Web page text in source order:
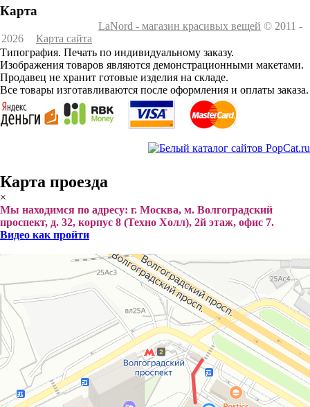
Карта
LaNord - магазин красивых вещей © 2011 -
2026
Карта сайта
Типография. Печать по индивидуальному заказу.
Изображения товаров являются демонстрационными макетами.
Продавец не хранит готовые изделия на складе.
Все товары изготавливаются после оформления и оплаты заказа.
Карта проезда
×
Мы находимся по адресу: г. Москва, м. Волгоградский
проспект, д. 32, корпус 8 (Техно Холл), 2й этаж, офис 7.
Видео как пройти